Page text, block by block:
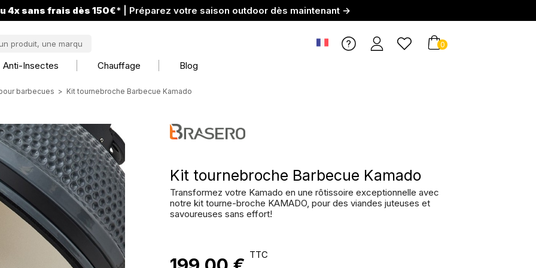
4x sans frais dès 150€* | Préparez votre saison outdoor dès maintenant →
0
Anti-Insectes Chauffage Blog
barbecues Kit tournebroche Barbecue Kamado
Kit tournebroche Barbecue Kamado
Transformez votre Kamado en une rôtissoire exceptionnelle avec
notre kit tourne-broche KAMADO, pour des viandes juteuses et
savoureuses sans effort!
TTC